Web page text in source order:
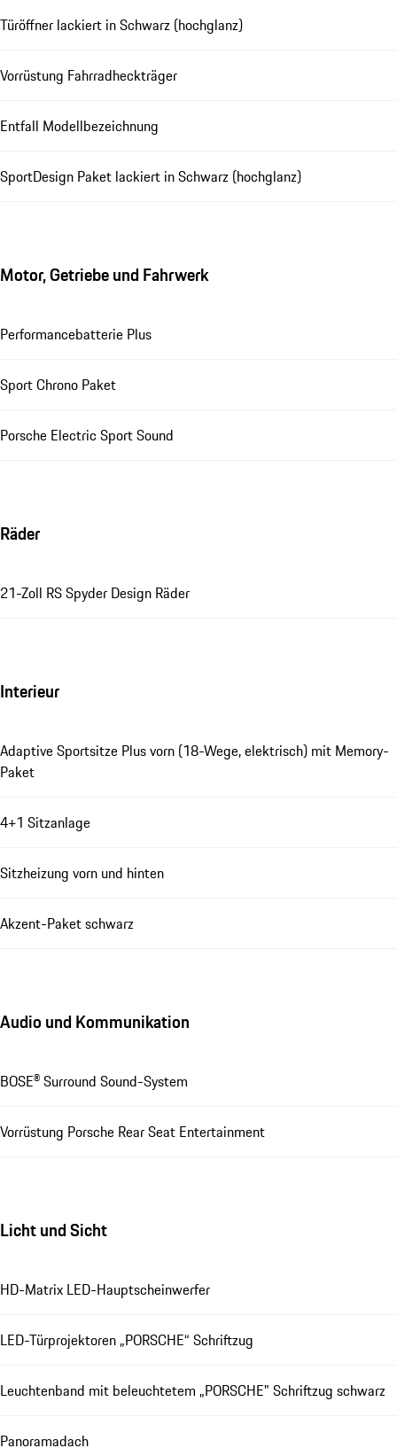
Türöffner lackiert in Schwarz (hochglanz)
Vorrüstung Fahrradheckträger
Entfall Modellbezeichnung
SportDesign Paket lackiert in Schwarz (hochglanz)
Motor, Getriebe und Fahrwerk
Performancebatterie Plus
Sport Chrono Paket
Porsche Electric Sport Sound
Räder
21-Zoll RS Spyder Design Räder
Interieur
Adaptive Sportsitze Plus vorn (18-Wege, elektrisch) mit Memory-
Paket
4+1 Sitzanlage
Sitzheizung vorn und hinten
Akzent-Paket schwarz
Audio und Kommunikation
BOSE® Surround Sound-System
Vorrüstung Porsche Rear Seat Entertainment
Licht und Sicht
HD-Matrix LED-Hauptscheinwerfer
LED-Türprojektoren „PORSCHE“ Schriftzug
Leuchtenband mit beleuchtetem „PORSCHE" Schriftzug schwarz
Panoramadach